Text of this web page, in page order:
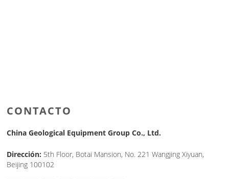
CONTACTO
China Geological Equipment Group Co., Ltd.
Dirección: 5th Floor, Botai Mansion, No. 221 Wangjing Xiyuan,
Beijing 100102